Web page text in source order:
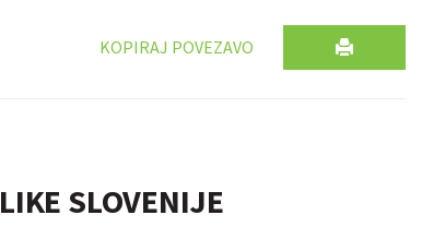
KOPIRAJ POVEZAVO
SLOVENIJE